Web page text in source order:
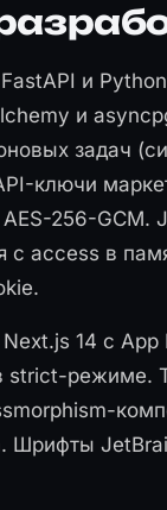
и
и
задач
ключи
256-GCM.
с access в
14 с App
strict-режиме.
Шрифты